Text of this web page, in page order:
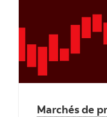
Marchés de